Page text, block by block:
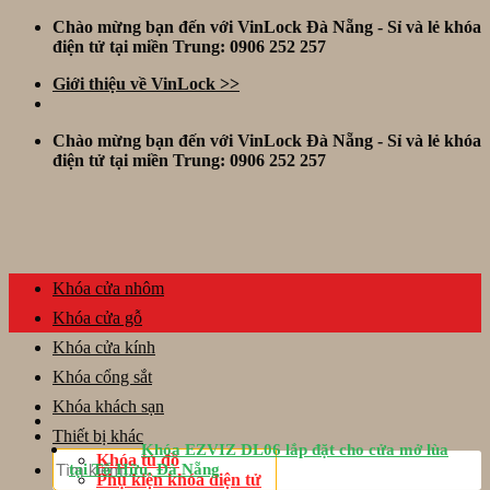
Skip
Chào mừng bạn đến với VinLock Đà Nẵng - Sỉ và lẻ khóa
điện tử tại miền Trung: 0906 252 257
Giới thiệu về VinLock >>
Chào mừng bạn đến với VinLock Đà Nẵng - Sỉ và lẻ khóa
điện tử tại miền Trung: 0906 252 257
Tìm
kiếm:
Khóa cửa nhôm
Khóa cửa gỗ
Khóa cửa kính
Khóa cổng sắt
Khóa khách sạn
Thiết bị khác
Khóa tủ đồ
Phụ kiện khóa điện tử
Khóa EZVIZ DL06 lắp đặt cho cửa mở lùa
tại Tố Hữu, Đà Nẵng